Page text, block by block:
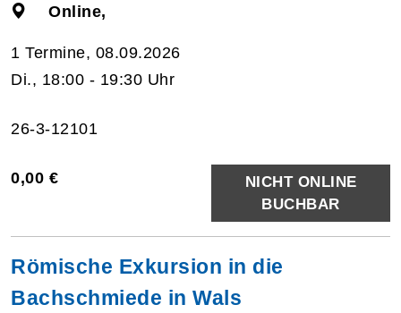
Online,
1 Termine, 08.09.2026
Di., 18:00 - 19:30 Uhr
26-3-12101
0,00 €
NICHT ONLINE
BUCHBAR
Römische Exkursion in die
Bachschmiede in Wals